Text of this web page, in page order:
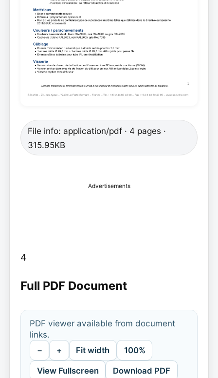
File info: application/pdf · 4 pages ·
315.95KB
Advertisements
4
Full PDF Document
PDF viewer available from document
links.
− + Fit width 100%
View Fullscreen Download PDF